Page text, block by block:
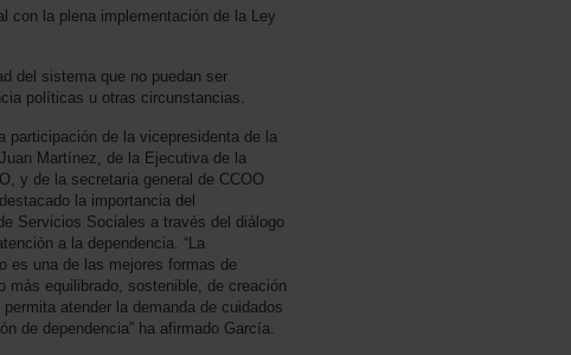
con la plena implementación de la Ley
del sistema que no puedan ser
políticas u otras circunstancias.
participación de la vicepresidenta de la
Martínez, de la Ejecutiva de la
y de la secretaria general de CCOO
la importancia del
Servicios Sociales a través del diálogo
a la dependencia. “La
es una de las mejores formas de
más equilibrado, sostenible, de creación
atender la demanda de cuidados
de dependencia” ha afirmado García.